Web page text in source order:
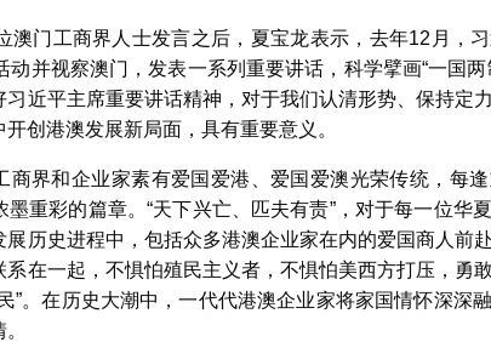
澳门工商界人士发言之后，夏宝龙表示，去年12月，
动并视察澳门，发表一系列重要讲话，科学擘画“一国
习近平主席重要讲话精神，对于我们认清形势、保持定
创港澳发展新局面，具有重要意义。
商界和企业家素有爱国爱港、爱国爱澳光荣传统，每
重彩的篇章。“天下兴亡、匹夫有责”，对于每一位华
历史进程中，包括众多港澳企业家在内的爱国商人前
系在一起，不惧怕殖民主义者，不惧怕美西方打压，勇
”。在历史大潮中，一代代港澳企业家将家国情怀深深